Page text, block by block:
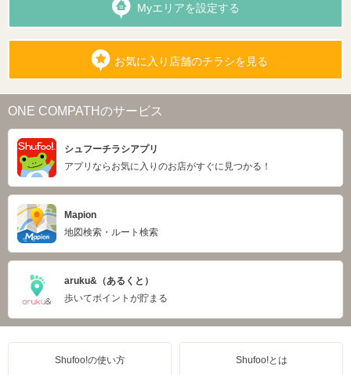
Myエリアを設定する
お気に入り店舗のチラシを見る
ONE COMPATHのサービス
シュフーチラシアプリ
アプリならお気に入りのお店がすぐに見つかる！
Mapion
地図検索・ルート検索
aruku&（あるくと）
歩いてポイントが貯まる
Shufoo!の使い方 Shufoo!とは